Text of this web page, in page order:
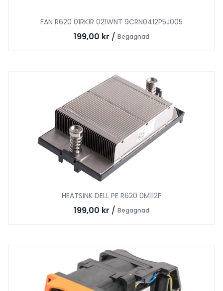
FAN R620 01RK1R 021WNT 9CRN0412P5J005
199,00 kr / Begagnad
HEATSINK DELL PE R620 0M112P
199,00 kr / Begagnad